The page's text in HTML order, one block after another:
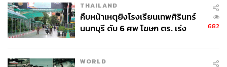
THAILAND
คืบหน้าเหตุยิงโรงเรียนเทพศิรินทร์
นนทบุรี ดับ 6 ศพ โฆษก ตร. เร่ง
682
WORLD